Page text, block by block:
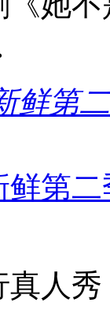
鲜第
第
人